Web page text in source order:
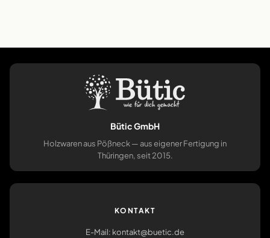
Bütic GmbH
Holzwaren aus Pößneck — aus eigener Fertigung in
Thüringen, seit 2015.
KONTAKT
E-Mail: kontakt@buetic.de